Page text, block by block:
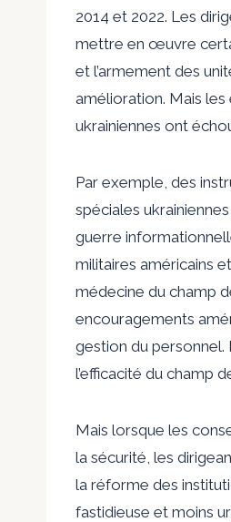
2014 et 2022. Les
mettre en œuvre
et l’armement des
amélioration. Mais
ukrainiennes ont
Par exemple, des
spéciales
guerre
militaires américains
médecine du champ
encouragements
gestion du
l’efficacité du champ
Mais lorsque les
la sécurité, les
la réforme des
fastidieuse et moins